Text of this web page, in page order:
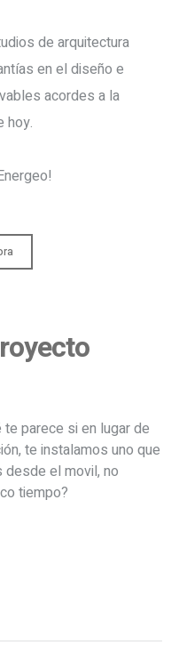
de arquitectura
en el diseño e
acordes a la
hoy.
te parece si en lugar de
te instalamos uno que
desde el movil, no
tiempo?